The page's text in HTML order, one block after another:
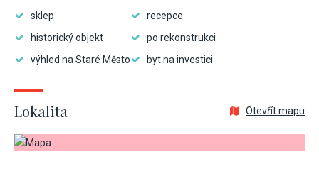
sklep
recepce
historický objekt
po rekonstrukci
výhled na Staré Město
byt na investici
Lokalita Otevřít mapu